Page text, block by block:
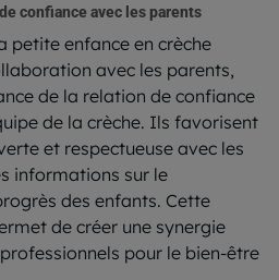
confiance avec les parents
petite enfance en crèche
avec les parents,
de la relation de confiance
de la crèche. Ils favorisent
et respectueuse avec les
informations sur le
des enfants. Cette
de créer une synergie
pour le bien-être